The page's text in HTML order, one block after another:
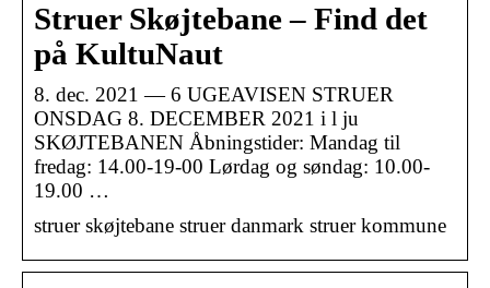
Struer Skøjtebane – Find det
på KultuNaut
8. dec. 2021 — 6 UGEAVISEN STRUER
ONSDAG 8. DECEMBER 2021 i l ju
SKØJTEBANEN Åbningstider: Mandag til
fredag: 14.00-19-00 Lørdag og søndag: 10.00-
19.00 …
struer skøjtebane struer danmark struer kommune